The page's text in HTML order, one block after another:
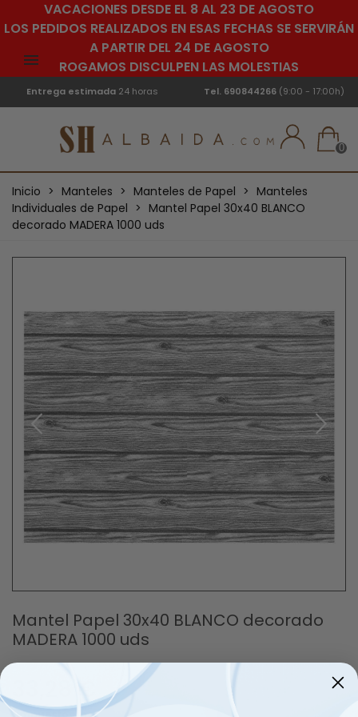
VACACIONES DESDE EL 8 AL 23 DE AGOSTO
LOS PEDIDOS REALIZADOS EN ESAS FECHAS SE SERVIRÁN
A PARTIR DEL 24 DE AGOSTO
ROGAMOS DISCULPEN LAS MOLESTIAS
Entrega estimada 24 horas Tel. 690844266 (9:00 - 17:00h)
0
Inicio > Manteles > Manteles de Papel > Manteles
Individuales de Papel > Mantel Papel 30x40 BLANCO
decorado MADERA 1000 uds
Mantel Papel 30x40 BLANCO decorado
MADERA 1000 uds